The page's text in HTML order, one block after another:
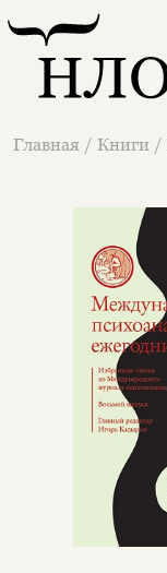
Главная / Книги /